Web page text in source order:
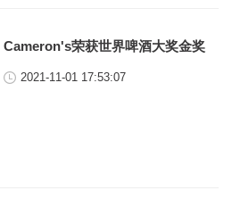
Cameron's荣获世界啤酒大奖金奖
2021-11-01 17:53:07